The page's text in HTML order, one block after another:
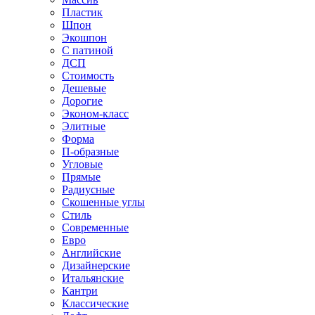
Пластик
Шпон
Экошпон
С патиной
ДСП
Стоимость
Дешевые
Дорогие
Эконом-класс
Элитные
Форма
П-образные
Угловые
Прямые
Радиусные
Скошенные углы
Стиль
Современные
Евро
Английские
Дизайнерские
Итальянские
Кантри
Классические